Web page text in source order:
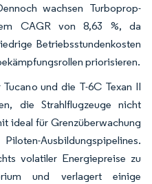
wachsen Turboprop-
CAGR von 8,63 %, da
Betriebsstundenkosten
priorisieren.
und die T-6C Texan II
die Strahlflugzeuge nicht
ideal für Grenzüberwachung
Ausbildungspipelines.
volatiler Energiepreise zu
und verlagert einige